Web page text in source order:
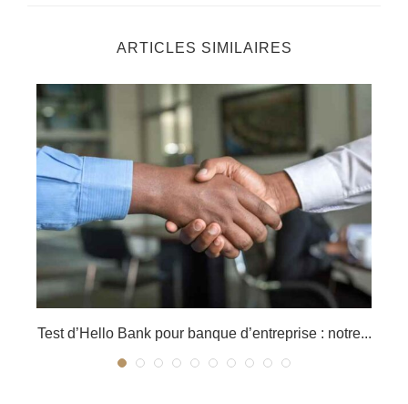
ARTICLES SIMILAIRES
Test d’Hello Bank pour banque d’entreprise : notre...